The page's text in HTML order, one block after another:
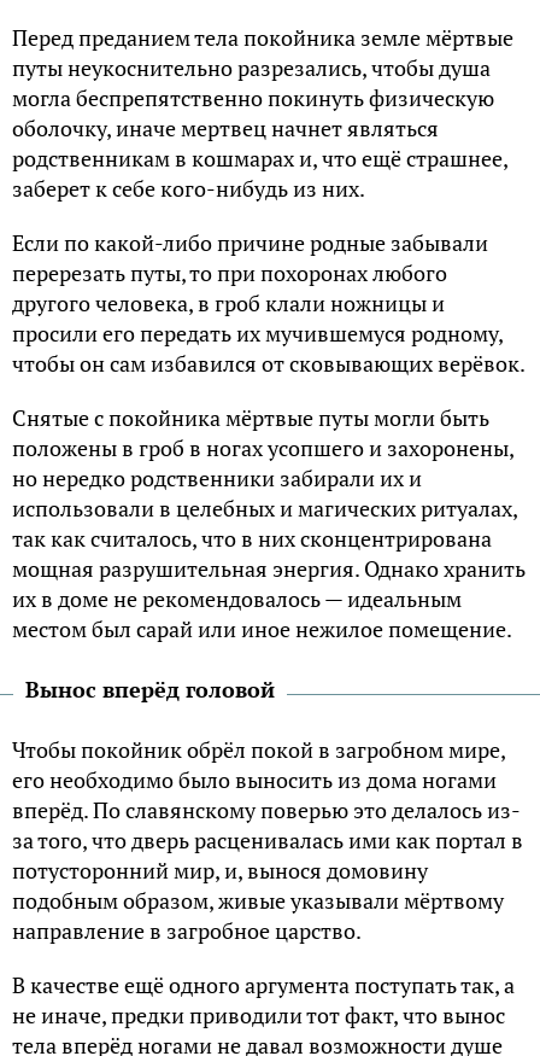
Перед преданием тела покойника земле мёртвые
путы неукоснительно разрезались, чтобы душа
могла беспрепятственно покинуть физическую
оболочку, иначе мертвец начнет являться
родственникам в кошмарах и, что ещё страшнее,
заберет к себе кого-нибудь из них.
Если по какой-либо причине родные забывали
перерезать путы, то при похоронах любого
другого человека, в гроб клали ножницы и
просили его передать их мучившемуся родному,
чтобы он сам избавился от сковывающих верёвок.
Снятые с покойника мёртвые путы могли быть
положены в гроб в ногах усопшего и захоронены,
но нередко родственники забирали их и
использовали в целебных и магических ритуалах,
так как считалось, что в них сконцентрирована
мощная разрушительная энергия. Однако хранить
их в доме не рекомендовалось — идеальным
местом был сарай или иное нежилое помещение.
Вынос вперёд головой
Чтобы покойник обрёл покой в загробном мире,
его необходимо было выносить из дома ногами
вперёд. По славянскому поверью это делалось из-
за того, что дверь расценивалась ими как портал в
потусторонний мир, и, вынося домовину
подобным образом, живые указывали мёртвому
направление в загробное царство.
В качестве ещё одного аргумента поступать так, а
не иначе, предки приводили тот факт, что вынос
тела вперёд ногами не давал возможности душе